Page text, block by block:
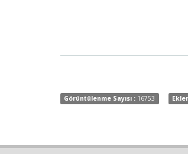
Görüntülenme Sayısı : 16753